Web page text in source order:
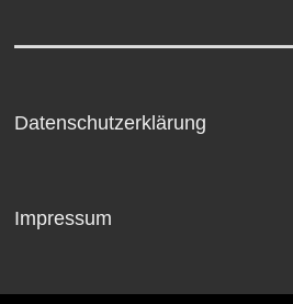
Datenschutzerklärung
Impressum